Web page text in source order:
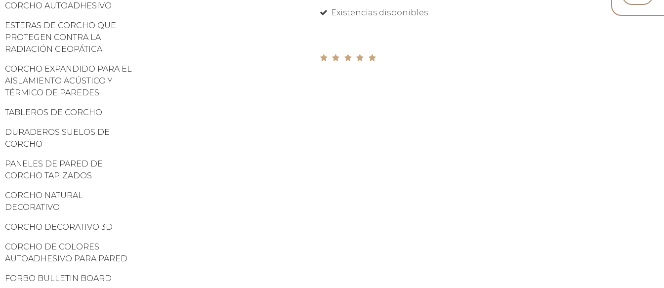
CORCHO AUTOADHESIVO
ESTERAS DE CORCHO QUE
PROTEGEN CONTRA LA
RADIACIÓN GEOPÁTICA
CORCHO EXPANDIDO PARA EL
AISLAMIENTO ACÚSTICO Y
TÉRMICO DE PAREDES
TABLEROS DE CORCHO
DURADEROS SUELOS DE
CORCHO
PANELES DE PARED DE
CORCHO TAPIZADOS
CORCHO NATURAL
DECORATIVO
CORCHO DECORATIVO 3D
CORCHO DE COLORES
AUTOADHESIVO PARA PARED
FORBO BULLETIN BOARD
Existencias disponibles